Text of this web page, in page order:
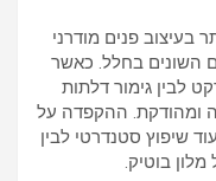
בעיצוב פנים מודרני
השונים בחלל. כאשר
לבין גימור דלתות
ומהודקת. ההקפדה על
שיפוץ סטנדרטי לבין
בוטיק.